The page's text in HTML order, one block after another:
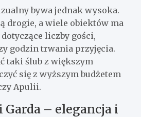
bywa jednak wysoka.
drogie, a wiele obiektów ma
liczby gości,
godzin trwania przyjęcia.
taki ślub z większym
się z wyższym budżetem
Apulii.
Garda – elegancja i